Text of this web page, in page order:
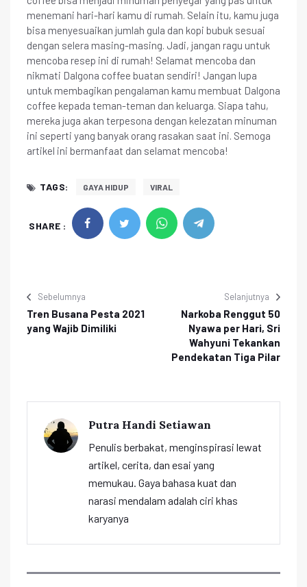
menemani hari-hari kamu di rumah. Selain itu, kamu juga
bisa menyesuaikan jumlah gula dan kopi bubuk sesuai
dengan selera masing-masing. Jadi, jangan ragu untuk
mencoba resep ini di rumah! Selamat mencoba dan
nikmati Dalgona coffee buatan sendiri! Jangan lupa
untuk membagikan pengalaman kamu membuat Dalgona
coffee kepada teman-teman dan keluarga. Siapa tahu,
mereka juga akan terpesona dengan kelezatan minuman
ini seperti yang banyak orang rasakan saat ini. Semoga
artikel ini bermanfaat dan selamat mencoba!
TAGS: GAYA HIDUP VIRAL
SHARE :
Sebelumnya
Tren Busana Pesta 2021
yang Wajib Dimiliki
Selanjutnya
Narkoba Renggut 50
Nyawa per Hari, Sri
Wahyuni Tekankan
Pendekatan Tiga Pilar
Putra Handi Setiawan
Penulis berbakat, menginspirasi lewat
artikel, cerita, dan esai yang
memukau. Gaya bahasa kuat dan
narasi mendalam adalah ciri khas
karyanya